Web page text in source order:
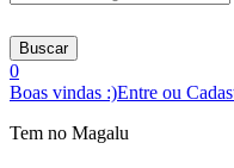
Buscar
0
Boas vindas :)Entre ou
Tem no Magalu